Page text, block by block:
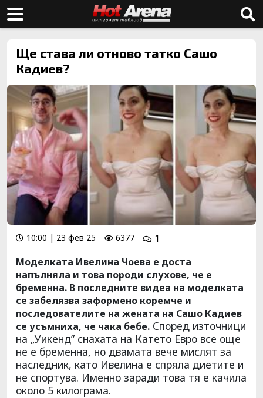
Ще става ли отново татко Сашо
Кадиев?
10:00 | 23 фев 25 6377
1
Моделката Ивелина Чоева е доста
напълняла и това породи слухове, че е
бременна. В последните видеа на моделката
се забелязва заформено коремче и
последователите на жената на Сашо Кадиев
се усъмниха, че чака бебе. Според източници
на „Уикенд” снахата на Катето Евро все още
не е бременна, но двамата вече мислят за
наследник, като Ивелина е спряла диетите и
не спортува. Именно заради това тя е качила
около 5 килограма.